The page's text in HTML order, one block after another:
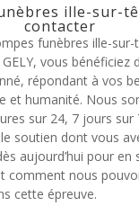
ille-sur-
contacter
funèbres ille-
vous bénéficiez
répondant à vos
et humanité. Nous
sur 24, 7 jours sur
soutien dont vous
aujourd’hui pour en
comment nous
cette épreuve.